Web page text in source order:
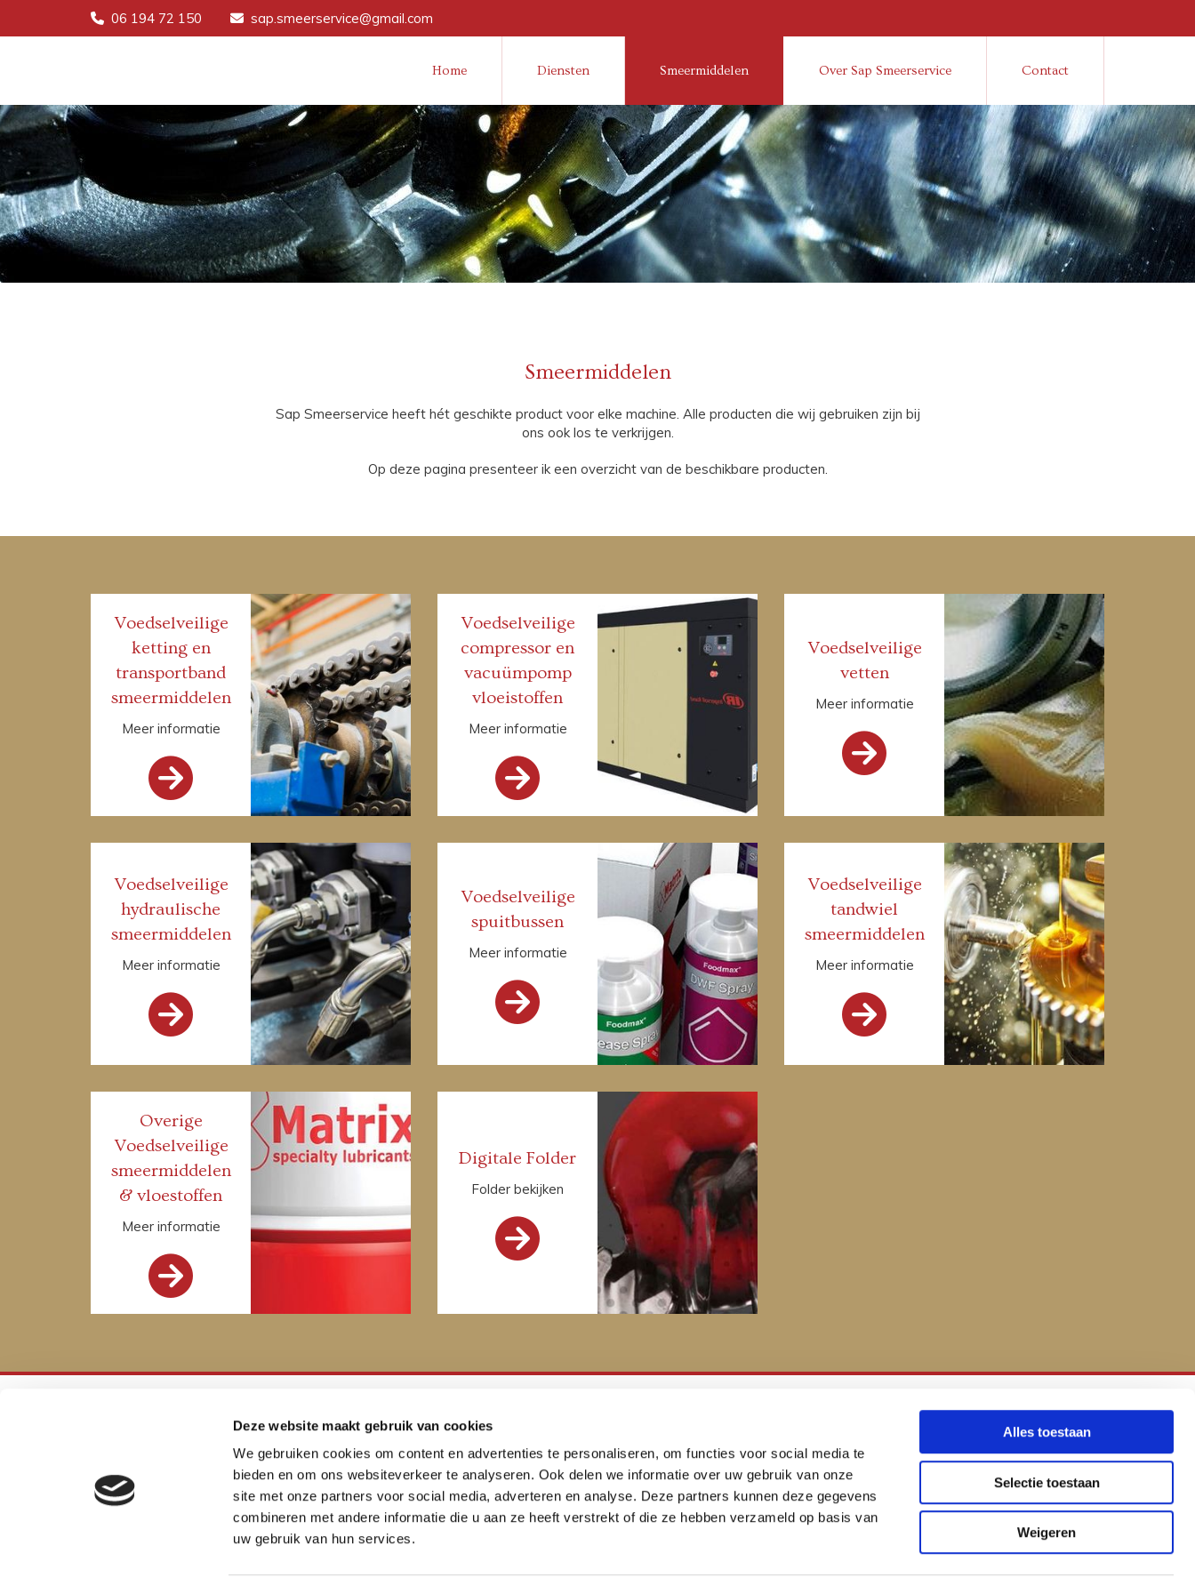
Deze website maakt gebruik van cookies
We gebruiken cookies om content en advertenties te personaliseren, om functies voor social media te
bieden en om ons websiteverkeer te analyseren. Ook delen we informatie over uw gebruik van onze
site met onze partners voor social media, adverteren en analyse. Deze partners kunnen deze gegevens
combineren met andere informatie die u aan ze heeft verstrekt of die ze hebben verzameld op basis van
uw gebruik van hun services.
Alles toestaan
Selectie toestaan
Weigeren
 06 194 72 150  sap.smeerservice@gmail.com
Home Diensten Smeermiddelen Over Sap Smeerservice Contact
Smeermiddelen
Sap Smeerservice heeft hét geschikte product voor elke machine. Alle producten die wij gebruiken zijn bij
ons ook los te verkrijgen.
Op deze pagina presenteer ik een overzicht van de beschikbare producten.
Voedselveilige
ketting en
transportband
smeermiddelen
Meer informatie

Voedselveilige
compressor en
vacuümpomp
vloeistoffen
Meer informatie

Voedselveilige
vetten
Meer informatie

Voedselveilige
hydraulische
smeermiddelen
Meer informatie

Voedselveilige
spuitbussen
Meer informatie

Voedselveilige
tandwiel
smeermiddelen
Meer informatie

Overige
Voedselveilige
smeermiddelen
& vloestoffen
Meer informatie

Digitale Folder
Folder bekijken

Smeerservice gespecialiseerd
in de voedingsindustrie
Sap Smeerservice
 06 194 72 150
 sap.smeerservice@gmail.com
Copyright © 2022 Sap Smeerservice